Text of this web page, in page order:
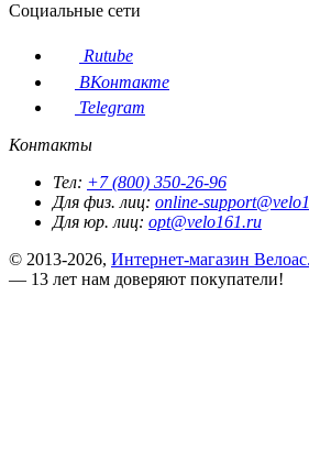
Социальные сети
Rutube
ВКонтакте
Telegram
Контакты
Тел: +7 (800) 350-26-96
Для физ. лиц: online-
Для юр. лиц: opt@velo161.ru
© 2013-2026, Интернет-магазин
— 13 лет нам доверяют покупатели!